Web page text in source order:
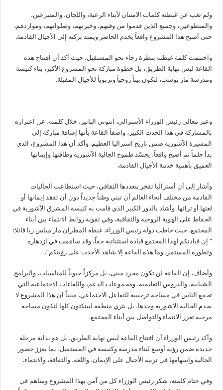
ولم تغب عن غبطته كلمات الامتنان لأبناء الرعية، واللجان، والمتبرعين،
والمتطوعين، وجميع الذين قدموا من وقتهم، وخبرتهم، وصلواتهم، ومواردهم،
حتى أصبح هذا المشروع واقعاً يخدم الحاضر ويمتد بركته إلى الأجيال القادمة.
واختتمت كلمة غبطته بنظرة رجاء نحو المستقبل، حيث أكد أن افتتاح هذه
القاعة ليس نهاية الطريق، بل خطوة مباركة نحو المشروع الأكبر، بناء كنيسة
ومدرسة مار يوسب، لتكون بيتاً روحياً وتربوياً للأجيال المقبلة.
وعبر معالي رئيس الوزراء الأسترالي، انثوني البانيز، خلال كلمته، عن اعتزازه
بالمشاركة في هذا الحدث الكبير، واصفاً القاعة بأنها إضافة مباركة إلى
المسيرة الآشورية ضمن تاريخ استراليا العظيم. وأكد أن هذا المشروع، الذي
بدأ حلماً ثم أصبح واقعاً، يجسّد طموح الجالية الآشورية وطاقتها وإيمانها
العميق بأهمية خدمة الأجيال القادمة.
وأشار إلى أن أستراليا تفخر بتعددها الثقافي، حيث استطاعت الجاليات
القادمة من مختلف أنحاء العالم أن تبني وطناً جديداً دون أن تفقد إيمانها أو
لغتها أو تراثها. وأشاد بالدور الكبير الذي قامت به كنيسة المشرق الآشورية في
الحفاظ على الهوية الروحية والثقافية، وفي تقوية روابط الانتماء بين أبناء
المجتمع، حيث خاطب دولة رئيس الوزراء، غبطة المطران مار ميلس زيا قائلا:
” إن قيادتكم لهذا المجتمع قيادة استثنائية حقاً، وقد ساهمت في ازدهاره
وتطوره المستمر، وما هذه القاعة إلا شاهد الأحدث على رؤيتكم”.
وأضاف، إن القاعة لن تكون مجرد مبنى، بل مركزاً حيوياً للمناسبات، والبرامج
الشبابية، والدروس التعليمية، ومجموعات الدعم، واللقاءات الاجتماعية التي
تجمع الناس في مساحة ترحيبية للتفاعل الاجتماعي، مبيناً ان هذا المشروع لا
يخدم الجالية الآشورية وحدها، بل يثري منطقة ليبنكتون كلها لتكون مساحة
مرحبة تعزز الانتماء والتواصل بين أبناء المجتمع.
وأكد رئيس الوزراء أن افتتاح القاعة ليس نهاية الطريق، بل هو بداية مرحلة
جديدة ضمن رؤية أوسع لبناء مدرسة وكنيسة في المستقبل، بما يعزز حضور
الجالية وإسهامها في تربية الأجيال على الإيمان، واللغة، والثقافة، والانتماء.
وفي ختام كلمته، شكر رئيس الوزراء كل من آمن بهذا المشروع وساهم في